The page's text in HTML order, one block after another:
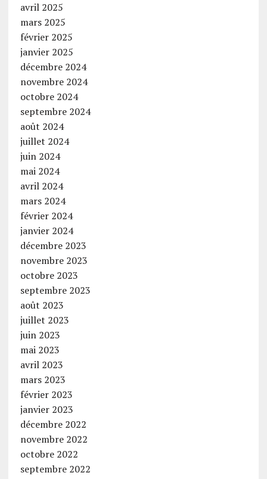
avril 2025
mars 2025
février 2025
janvier 2025
décembre 2024
novembre 2024
octobre 2024
septembre 2024
août 2024
juillet 2024
juin 2024
mai 2024
avril 2024
mars 2024
février 2024
janvier 2024
décembre 2023
novembre 2023
octobre 2023
septembre 2023
août 2023
juillet 2023
juin 2023
mai 2023
avril 2023
mars 2023
février 2023
janvier 2023
décembre 2022
novembre 2022
octobre 2022
septembre 2022